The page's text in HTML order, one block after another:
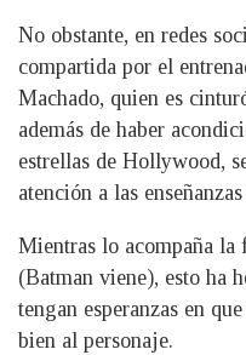
No obstante, en redes
compartida por el
Machado, quien es
además de haber
estrellas de Hollywood,
atención a las
Mientras lo acompaña la
(Batman viene), esto ha
tengan esperanzas en
bien al personaje.